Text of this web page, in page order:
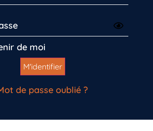
de moi
de passe oublié ?
vous dès maintenant